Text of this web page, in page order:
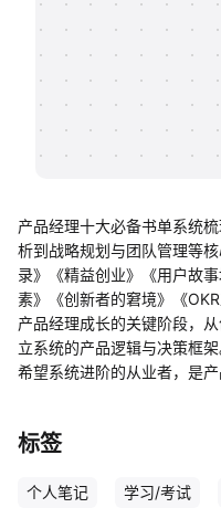
知识分享社区
产品经理十大必备书单系统
析到战略规划与团队管理等
录》《精益创业》《用户故
素》《创新者的窘境》《
产品经理成长的关键阶段，
立系统的产品逻辑与决策框
希望系统进阶的从业者，是
标签
个人笔记 学习/考试